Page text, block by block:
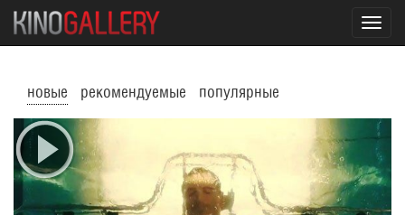
новые рекомендуемые популярные